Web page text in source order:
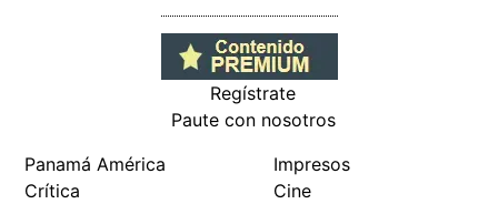
Regístrate
Paute con nosotros
Panamá América
Crítica
Impresos
Cine